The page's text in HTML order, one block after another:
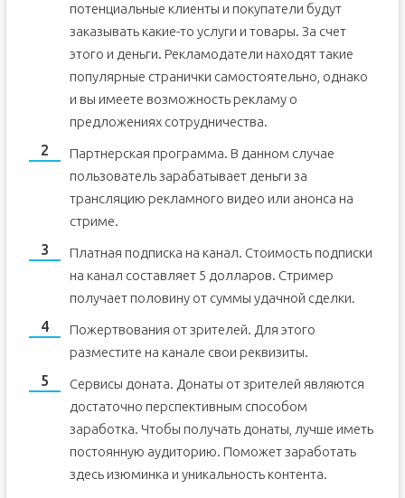
потенциальные клиенты и покупатели будут
заказывать какие-то услуги и товары. За счет
этого и деньги. Рекламодатели находят такие
популярные странички самостоятельно, однако
и вы имеете возможность рекламу о
предложениях сотрудничества.
Партнерская программа. В данном случае
пользователь зарабатывает деньги за
трансляцию рекламного видео или анонса на
стриме.
Платная подписка на канал. Стоимость подписки
на канал составляет 5 долларов. Стример
получает половину от суммы удачной сделки.
Пожертвования от зрителей. Для этого
разместите на канале свои реквизиты.
Сервисы доната. Донаты от зрителей являются
достаточно перспективным способом
заработка. Чтобы получать донаты, лучше иметь
постоянную аудиторию. Поможет заработать
здесь изюминка и уникальность контента.